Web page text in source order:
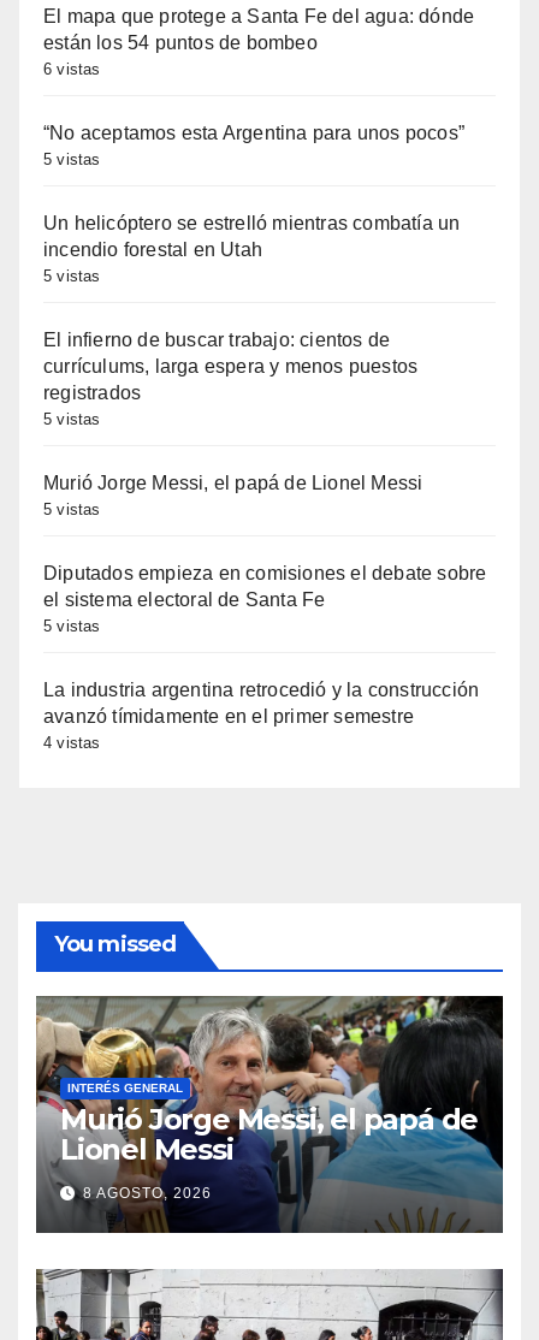
El mapa que protege a Santa Fe del agua: dónde
están los 54 puntos de bombeo
6 vistas
“No aceptamos esta Argentina para unos pocos”
5 vistas
Un helicóptero se estrelló mientras combatía un
incendio forestal en Utah
5 vistas
El infierno de buscar trabajo: cientos de
currículums, larga espera y menos puestos
registrados
5 vistas
Murió Jorge Messi, el papá de Lionel Messi
5 vistas
Diputados empieza en comisiones el debate sobre
el sistema electoral de Santa Fe
5 vistas
La industria argentina retrocedió y la construcción
avanzó tímidamente en el primer semestre
4 vistas
You missed
INTERÉS GENERAL
Murió Jorge Messi, el papá de
Lionel Messi
8 AGOSTO, 2026